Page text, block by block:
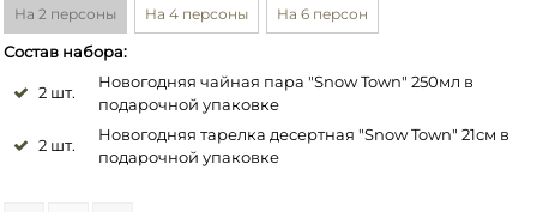
На 2 персоны На 4 персоны На 6 персон
Состав набора:
2 шт.
Новогодняя чайная пара "Snow Town" 250мл в
подарочной упаковке
2 шт.
Новогодняя тарелка десертная "Snow Town" 21см в
подарочной упаковке